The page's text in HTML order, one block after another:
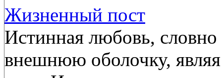
Жизненный пост
Истинная любовь, словно
внешнюю оболочку,